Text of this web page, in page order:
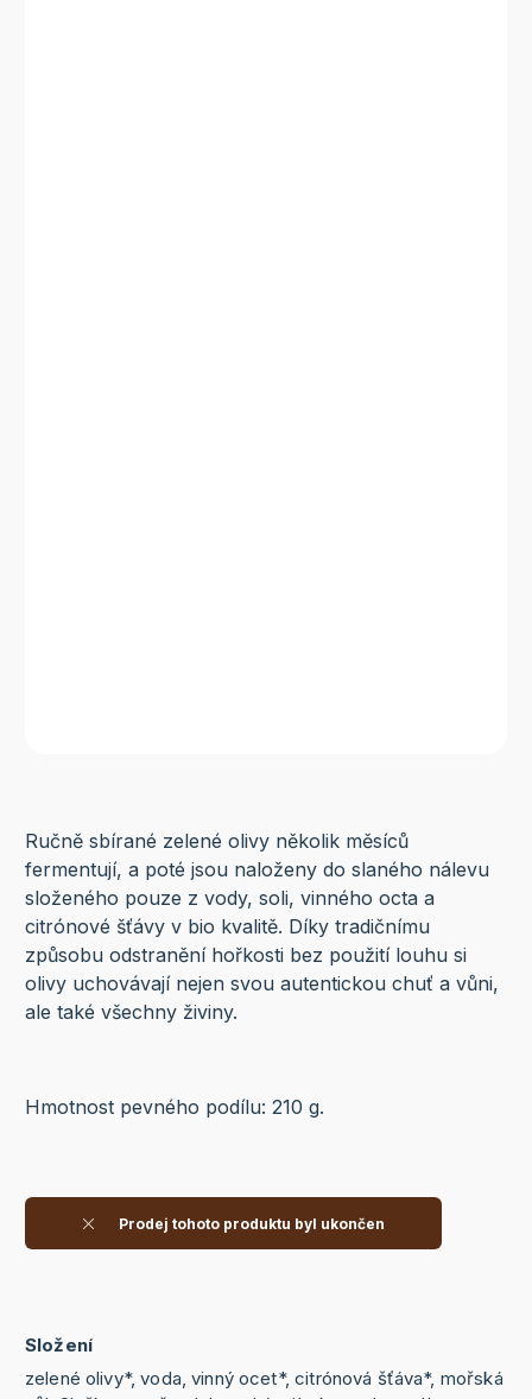
Ručně sbírané zelené olivy několik měsíců
fermentují, a poté jsou naloženy do slaného nálevu
složeného pouze z vody, soli, vinného octa a
citrónové šťávy v bio kvalitě. Díky tradičnímu
způsobu odstranění hořkosti bez použití louhu si
olivy uchovávají nejen svou autentickou chuť a vůni,
ale také všechny živiny.
Hmotnost pevného podílu: 210 g.
Prodej tohoto produktu byl ukončen
Složení
zelené olivy*, voda, vinný ocet*, citrónová šťáva*, mořská